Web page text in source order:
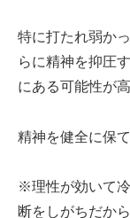
特に打たれ弱か
らに精神を抑圧
にある可能性が高
精神を健全に保
※理性が効いて
断をしがちだから